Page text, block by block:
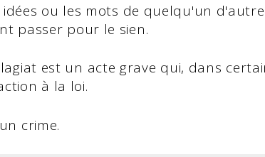
ou les mots de quelqu'un
passer pour le sien.
est un acte grave qui, dans
à la loi.
crime.